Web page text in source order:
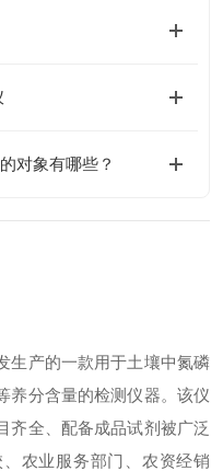
对象有哪些？
生产的一款用于土壤中氮磷
养分含量的检测仪器。该仪
齐全、配备成品试剂被广泛
农业服务部门、农资经销